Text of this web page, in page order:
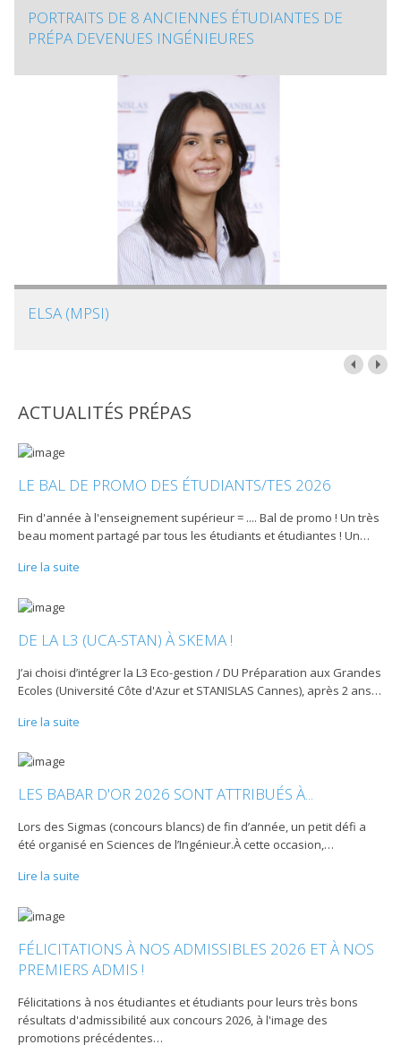
PORTRAITS DE 8 ANCIENNES ÉTUDIANTES DE
PRÉPA DEVENUES INGÉNIEURES
ELSA (MPSI)
ACTUALITÉS PRÉPAS
LE BAL DE PROMO DES ÉTUDIANTS/TES 2026
Fin d'année à l'enseignement supérieur = .... Bal de promo ! Un très
beau moment partagé par tous les étudiants et étudiantes ! Un…
Lire la suite
DE LA L3 (UCA-STAN) À SKEMA !
J’ai choisi d’intégrer la L3 Eco-gestion / DU Préparation aux Grandes
Ecoles (Université Côte d'Azur et STANISLAS Cannes), après 2 ans…
Lire la suite
LES BABAR D'OR 2026 SONT ATTRIBUÉS À...
Lors des Sigmas (concours blancs) de fin d’année, un petit défi a
été organisé en Sciences de l’Ingénieur.À cette occasion,…
Lire la suite
FÉLICITATIONS À NOS ADMISSIBLES 2026 ET À NOS
PREMIERS ADMIS !
Félicitations à nos étudiantes et étudiants pour leurs très bons
résultats d'admissibilité aux concours 2026, à l'image des
promotions précédentes…